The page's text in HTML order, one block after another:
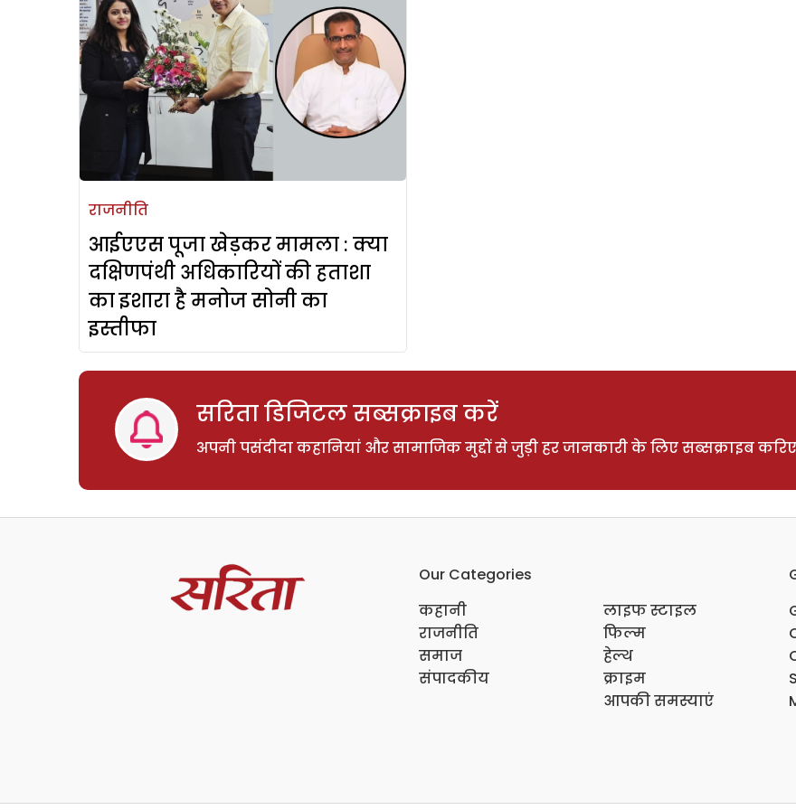
राजनीति
आईएएस पूजा खेड़कर मामला : क्या
दक्षिणपंथी अधिकारियों की हताशा
का इशारा है मनोज सोनी का
इस्तीफा
सरिता डिजिटल सब्सक्राइब करें
अपनी पसंदीदा कहानियां और सामाजिक मुद्दों से जुड़ी हर जानकारी के लिए सब्सक्राइब करिए
Our Categories
कहानी
राजनीति
समाज
संपादकीय
लाइफ स्टाइल
फिल्म
हेल्थ
क्राइम
आपकी समस्याएं